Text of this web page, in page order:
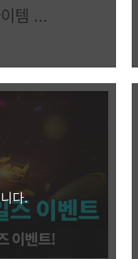
템 ...
다.